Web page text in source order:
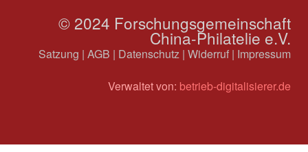
© 2024 Forschungsgemeinschaft
China-Philatelie e.V.
Satzung | AGB | Datenschutz | Widerruf | Impressum
Verwaltet von: betrieb-digitalisierer.de